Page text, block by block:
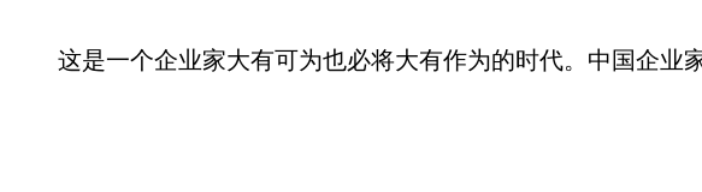
这是一个企业家大有可为也必将大有作为的时代。中国企业家